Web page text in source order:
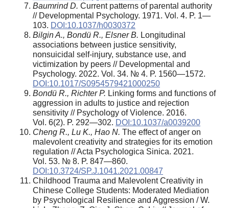
Baumrind D. Current patterns of parental authority
// Developmental Psychology. 1971. Vol. 4. P. 1—
103. DOI:10.1037/h0030372
Bilgin A., Bondü R., Elsner B. Longitudinal
associations between justice sensitivity,
nonsuicidal self-injury, substance use, and
victimization by peers // Developmental and
Psychology. 2022. Vol. 34. № 4. P. 1560—1572.
DOI:10.1017/S0954579421000250
Bondü R., Richter P. Linking forms and functions of
aggression in adults to justice and rejection
sensitivity // Psychology of Violence. 2016.
Vol. 6(2). P. 292—302. DOI:10.1037/a0039200
Cheng R., Lu K., Hao N. The effect of anger on
malevolent creativity and strategies for its emotion
regulation // Acta Psychologica Sinica. 2021.
Vol. 53. № 8. P. 847—860.
DOI:10.3724/SP.J.1041.2021.00847
Childhood Trauma and Malevolent Creativity in
Chinese College Students: Moderated Mediation
by Psychological Resilience and Aggression / W.